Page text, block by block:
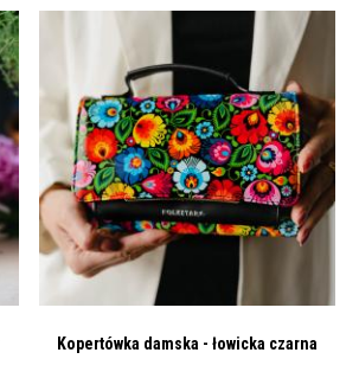
Kopertówka damska - łowicka czarna